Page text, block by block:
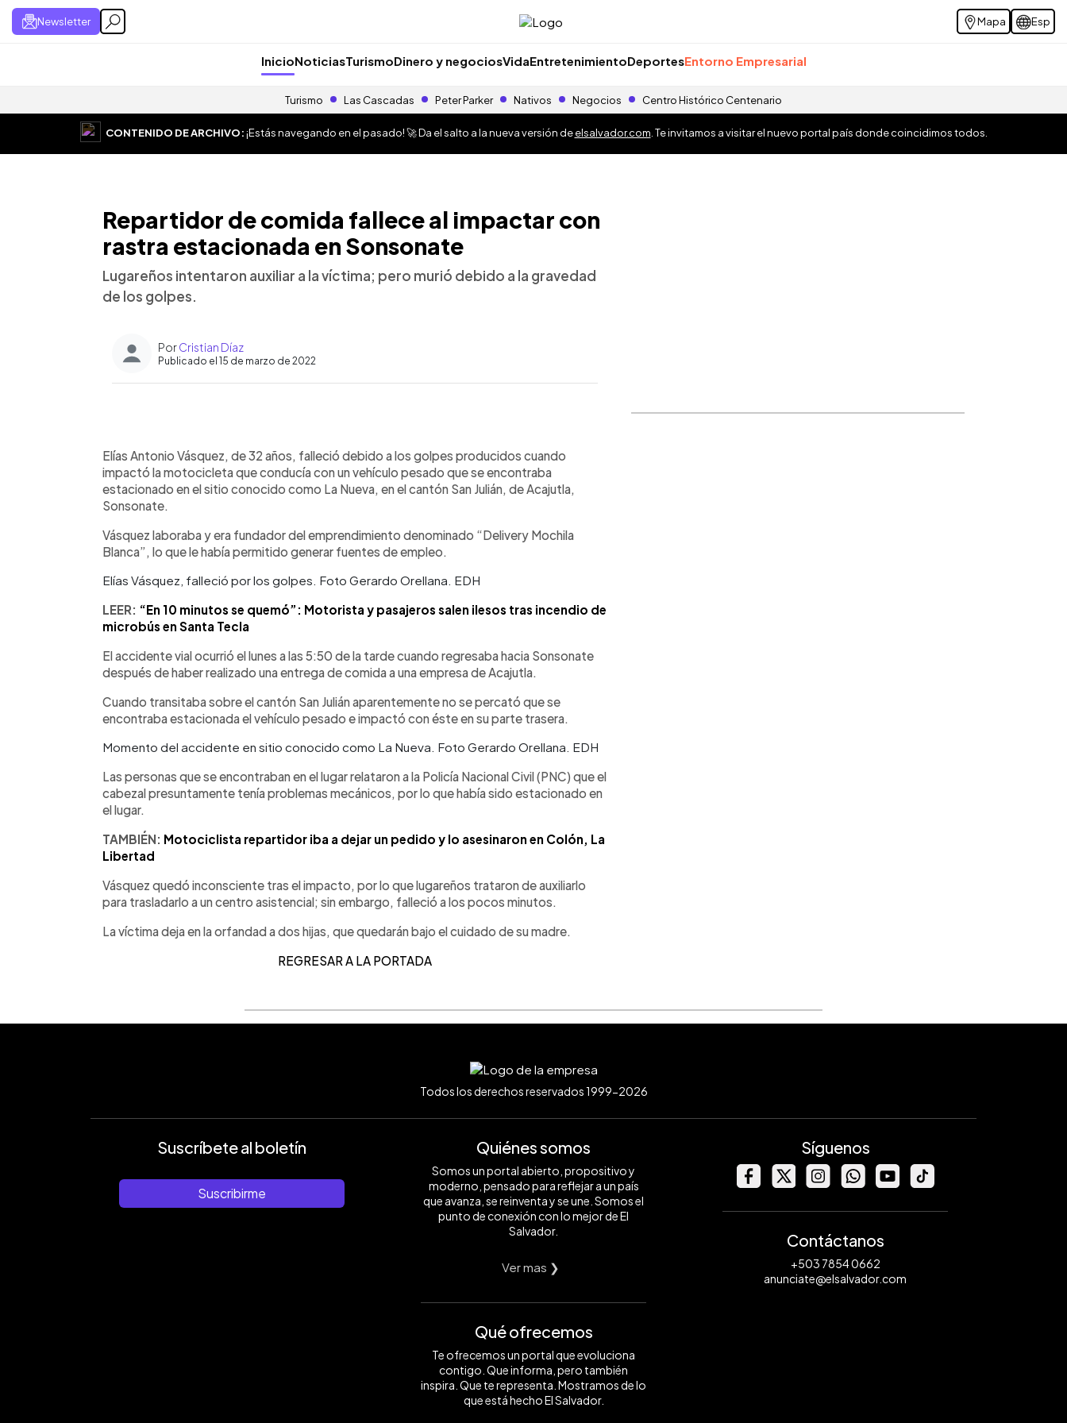
Newsletter Mapa Esp
InicioNoticiasTurismoDinero y negociosVidaEntretenimientoDeportesEntorno Empresarial
Turismo Las Cascadas Peter Parker Nativos Negocios Centro Histórico Centenario
CONTENIDO DE ARCHIVO:¡Estás navegando en el pasado! 🚀 Da el salto a la nueva versión deelsalvador.com . Te invitamos a visitar el nuevo portal país donde coincidimos todos.
Repartidor de comida fallece al impactar con
rastra estacionada en Sonsonate
Lugareños intentaron auxiliar a la víctima; pero murió debido a la gravedad
de los golpes.
PorCristian Díaz
Publicado el 15 de marzo de 2022
► Escuchar artículo
Elías Antonio Vásquez, de 32 años, falleció debido a los golpes producidos cuando
impactó la motocicleta que conducía con un vehículo pesado que se encontraba
estacionado en el sitio conocido como La Nueva, en el cantón San Julián, de Acajutla,
Sonsonate.
Vásquez laboraba y era fundador del emprendimiento denominado “Delivery Mochila
Blanca”, lo que le había permitido generar fuentes de empleo.
Elías Vásquez, falleció por los golpes. Foto Gerardo Orellana. EDH
LEER: “En 10 minutos se quemó”: Motorista y pasajeros salen ilesos tras incendio de
microbús en Santa Tecla
El accidente vial ocurrió el lunes a las 5:50 de la tarde cuando regresaba hacia Sonsonate
después de haber realizado una entrega de comida a una empresa de Acajutla.
Cuando transitaba sobre el cantón San Julián aparentemente no se percató que se
encontraba estacionada el vehículo pesado e impactó con éste en su parte trasera.
Momento del accidente en sitio conocido como La Nueva. Foto Gerardo Orellana. EDH
Las personas que se encontraban en el lugar relataron a la Policía Nacional Civil (PNC) que el
cabezal presuntamente tenía problemas mecánicos, por lo que había sido estacionado en
el lugar.
TAMBIÉN: Motociclista repartidor iba a dejar un pedido y lo asesinaron en Colón, La
Libertad
Vásquez quedó inconsciente tras el impacto, por lo que lugareños trataron de auxiliarlo
para trasladarlo a un centro asistencial; sin embargo, falleció a los pocos minutos.
La víctima deja en la orfandad a dos hijas, que quedarán bajo el cuidado de su madre.
REGRESAR A LA PORTADA
Todos los derechos reservados 1999-2026
Suscríbete al boletín
Suscribirme
Quiénes somos
Somos un portal abierto, propositivo y
moderno, pensado para reflejar a un país
que avanza, se reinventa y se une. Somos el
punto de conexión con lo mejor de El
Salvador.
Ver mas ❯
Qué ofrecemos
Te ofrecemos un portal que evoluciona
contigo. Que informa, pero también
inspira. Que te representa. Mostramos de lo
que está hecho El Salvador.
Síguenos
Contáctanos
+503 7854 0662
anunciate@elsalvador.com